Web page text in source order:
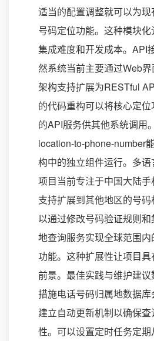
适当的配置调整就可以为
号码定位功能。这种模块
集成难度和开发成本。API
然系统当前主要通过Web
架构支持扩展为RESTful
的代码重构可以将核心定
的API服务供其他系统调用
location-to-phone-number
构中的独立组件运行。多
项目当前专注于中国大陆
支持扩展到其他地区的号
以通过修改号码验证规则
地查询服务实现全球范围
功能。这种扩展性让项目
前景。最佳实践与维护建
措施电话号码归属地数据
建立自动更新机制以确保
性。可以设置定时任务定